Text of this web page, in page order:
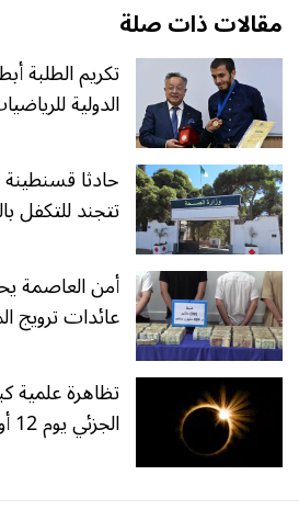
مقالات ذات صلة
تكريم الطلبة
الدولية للرياضيات
حادثا
تتجند للتكفل
عائدات ترويج
تظاهرة
الجزئي يوم 12 أوت